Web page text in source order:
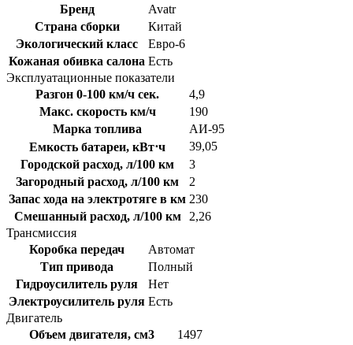
Бренд
Avatr
Страна сборки
Китай
Экологический класс
Евро-6
Кожаная обивка салона Есть
Эксплуатационные показатели
Разгон 0-100 км/ч сек.
4,9
Макс. скорость км/ч
190
Марка топлива
АИ-95
Емкость батареи, кВт⋅ч
39,05
Городской расход, л/100 км
3
Загородный расход, л/100 км
2
Запас хода на электротяге в км 230
Смешанный расход, л/100 км
2,26
Трансмиссия
Коробка передач
Автомат
Тип привода
Полный
Гидроусилитель руля
Нет
Электроусилитель руля Есть
Двигатель
Объем двигателя, см3
1497